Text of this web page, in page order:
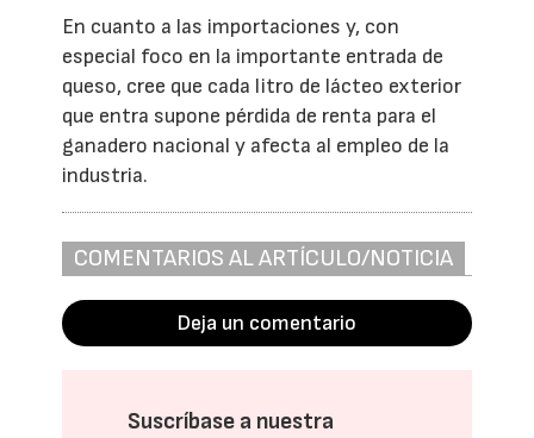
En cuanto a las importaciones y, con
especial foco en la importante entrada de
queso, cree que cada litro de lácteo exterior
que entra supone pérdida de renta para el
ganadero nacional y afecta al empleo de la
industria.
COMENTARIOS AL ARTÍCULO/NOTICIA
Deja un comentario
Suscríbase a nuestra